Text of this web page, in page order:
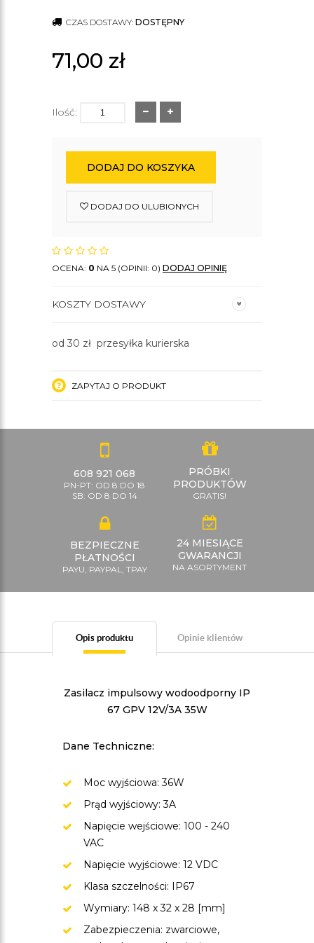
CZAS DOSTAWY: DOSTĘPNY
71,00 zł
Ilość:
DODAJ DO KOSZYKA
DODAJ DO ULUBIONYCH
OCENA: 0 NA 5 (OPINII: 0) DODAJ OPINIĘ
KOSZTY DOSTAWY
od 30 zł przesyłka kurierska
ZAPYTAJ O PRODUKT
608 921 068
PN-PT: OD 8 DO 18
SB: OD 8 DO 14
PRÓBKI
PRODUKTÓW
GRATIS!
BEZPIECZNE
PŁATNOŚCI
PAYU, PAYPAL, TPAY
24 MIESIĄCE
GWARANCJI
NA ASORTYMENT
Opis produktu Opinie klientów
Zasilacz impulsowy wodoodporny IP
67 GPV 12V/3A 35W
Dane Techniczne:
Moc wyjściowa: 36W
Prąd wyjściowy: 3A
Napięcie wejściowe: 100 - 240
VAC
Napięcie wyjściowe: 12 VDC
Klasa szczelności: IP67
Wymiary: 148 x 32 x 28 [mm]
Zabezpieczenia: zwarciowe,